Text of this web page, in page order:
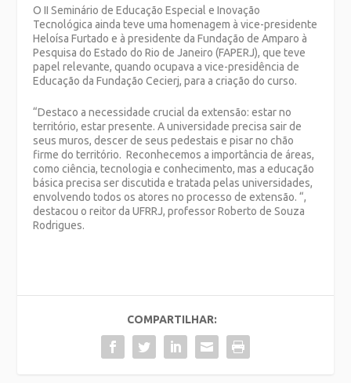
O II Seminário de Educação Especial e Inovação
Tecnológica ainda teve uma homenagem à vice-presidente
Heloísa Furtado e à presidente da Fundação de Amparo à
Pesquisa do Estado do Rio de Janeiro (FAPERJ), que teve
papel relevante, quando ocupava a vice-presidência de
Educação da Fundação Cecierj, para a criação do curso.
“Destaco a necessidade crucial da extensão: estar no
território, estar presente. A universidade precisa sair de
seus muros, descer de seus pedestais e pisar no chão
firme do território. Reconhecemos a importância de áreas,
como ciência, tecnologia e conhecimento, mas a educação
básica precisa ser discutida e tratada pelas universidades,
envolvendo todos os atores no processo de extensão. “,
destacou o reitor da UFRRJ, professor Roberto de Souza
Rodrigues.
COMPARTILHAR: